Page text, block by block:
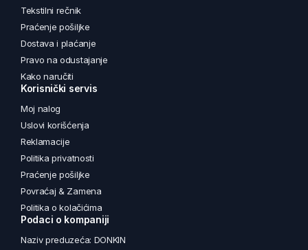
Tekstilni rečnik
Praćenje pošiljke
Dostava i plaćanje
Pravo na odustajanje
Kako naručiti
Korisnički servis
Moj nalog
Uslovi korišćenja
Reklamacije
Politika privatnosti
Praćenje pošiljke
Povraćaj & Zamena
Politika o kolačićima
Podaci o kompaniji
Naziv preduzeća: DONKIN